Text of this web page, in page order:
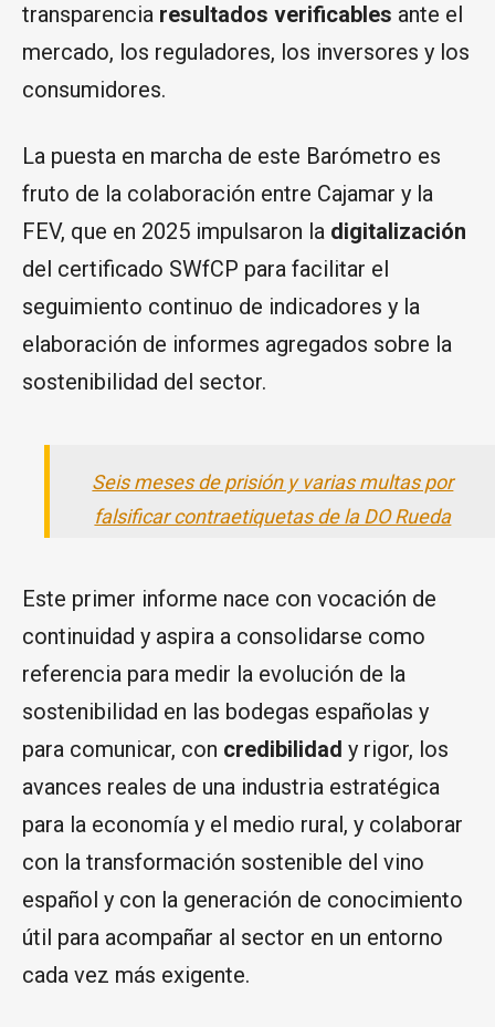
transparencia resultados verificables ante el
mercado, los reguladores, los inversores y los
consumidores.
La puesta en marcha de este Barómetro es
fruto de la colaboración entre Cajamar y la
FEV, que en 2025 impulsaron la digitalización
del certificado SWfCP para facilitar el
seguimiento continuo de indicadores y la
elaboración de informes agregados sobre la
sostenibilidad del sector.
Seis meses de prisión y varias multas por
falsificar contraetiquetas de la DO Rueda
Este primer informe nace con vocación de
continuidad y aspira a consolidarse como
referencia para medir la evolución de la
sostenibilidad en las bodegas españolas y
para comunicar, con credibilidad y rigor, los
avances reales de una industria estratégica
para la economía y el medio rural, y colaborar
con la transformación sostenible del vino
español y con la generación de conocimiento
útil para acompañar al sector en un entorno
cada vez más exigente.